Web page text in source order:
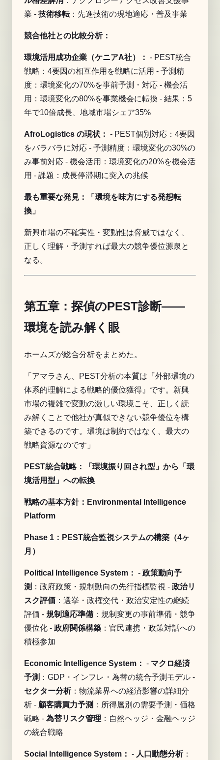
業 - 技術移転：先進技術の現地適応・普及事業
競合他社との比較分析：
環境活用成功企業（ケニアA社）： - PEST統合
戦略：4要因の相互作用を戦略に活用 - 予測精
度：環境変化の70%を事前予測・対応 - 機会活
用：環境変化の80%を事業機会に転換 - 結果：5
年で10倍成長、地域市場シェア35%
AfroLogistics の現状： - PEST個別対応：4要因
をバラバラに対応 - 予測精度：環境変化の30%の
み事前対応 - 機会活用：環境変化の20%を機会活
用 - 課題：成長停滞期に突入の兆候
最も重要な発見：「環境を味方にする発想転
換」
新興市場の不確実性・変動性は脅威ではなく、
正しく理解・予測すれば最大の競争優位源泉と
なる。
第五章：探偵のPEST診断——
環境を読み解く眼
ホームズが総合分析をまとめた。
「アマラさん、PEST分析の本質は『外部環境の
体系的理解による戦略的優位獲得』です。新興
市場の複雑で変動の激しい環境こそ、正しく読
み解くことで他社が真似できない競争優位を構
築できるのです。環境は制約ではなく、最大の
戦略資源なのです」
PEST統合戦略：「環境振り回され型」から「環
境活用型」への転換
戦略の基本方針：Environmental Intelligence
Platform
Phase 1：PEST統合監視システムの構築（4ヶ
月）
Political Intelligence System： - 政策動向予
測 ：政府政策・規制動向の先行指標監視 - 政治リ
スク評価 ：選挙・政権交代・政治安定性の継続
評価 - 規制適応準備 ：規制変更の事前準備・競争
優位化 - 政府関係構築 ：官民連携・政策対話への
積極参加
Economic Intelligence System： - マクロ経済
予測 ：GDP・インフレ・為替の統合予測モデル -
セクター分析：物流業界への経済影響の詳細分
析 - 顧客購買力予測 ：所得層別の需要予測・価格
戦略 - 為替リスク管理 ：自然ヘッジ・金融ヘッジ
の統合戦略
Social Intelligence System： - 人口動態分析：